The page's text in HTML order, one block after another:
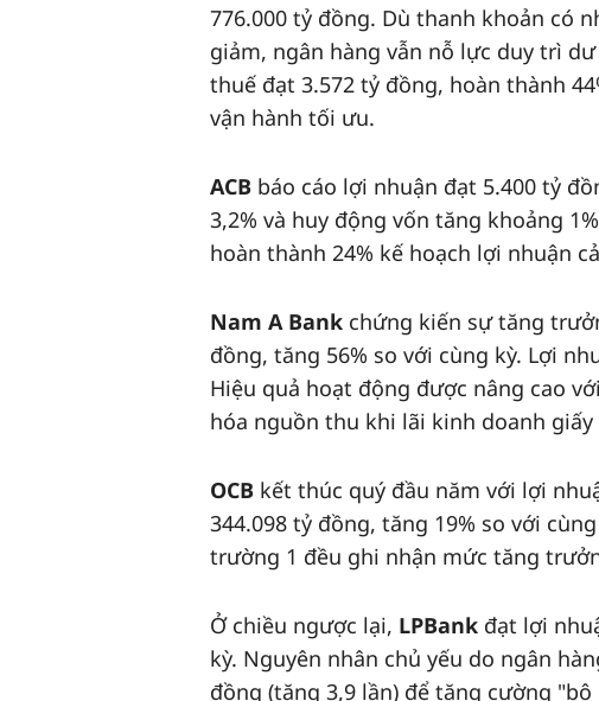
776.000 tỷ đồng. Dù thanh khoản có
giảm, ngân hàng vẫn nỗ lực duy trì
thuế đạt 3.572 tỷ đồng, hoàn thành
vận hành tối ưu.
ACB báo cáo lợi nhuận đạt 5.400 tỷ
3,2% và huy động vốn tăng khoảng
hoàn thành 24% kế hoạch lợi nhuận
Nam A Bank chứng kiến sự tăng
đồng, tăng 56% so với cùng kỳ. Lợi
Hiệu quả hoạt động được nâng cao
hóa nguồn thu khi lãi kinh doanh
OCB kết thúc quý đầu năm với lợi
344.098 tỷ đồng, tăng 19% so với
trường 1 đều ghi nhận mức tăng
Ở chiều ngược lại, LPBank đạt lợi
kỳ. Nguyên nhân chủ yếu do ngân
đồng (tăng 3,9 lần) để tăng cường